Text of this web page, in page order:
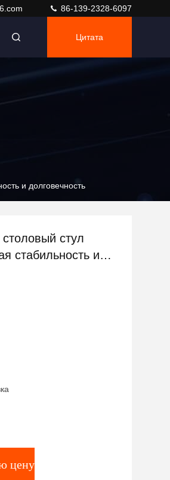
86-139-2328-6097
Цитата
и долговечность
стул
стабильность и
цену